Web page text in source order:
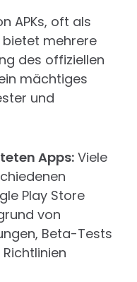
APKs, oft als
bietet mehrere
des offiziellen
mächtiges
und
Apps:Viele
Play Store
von
Beta-Tests